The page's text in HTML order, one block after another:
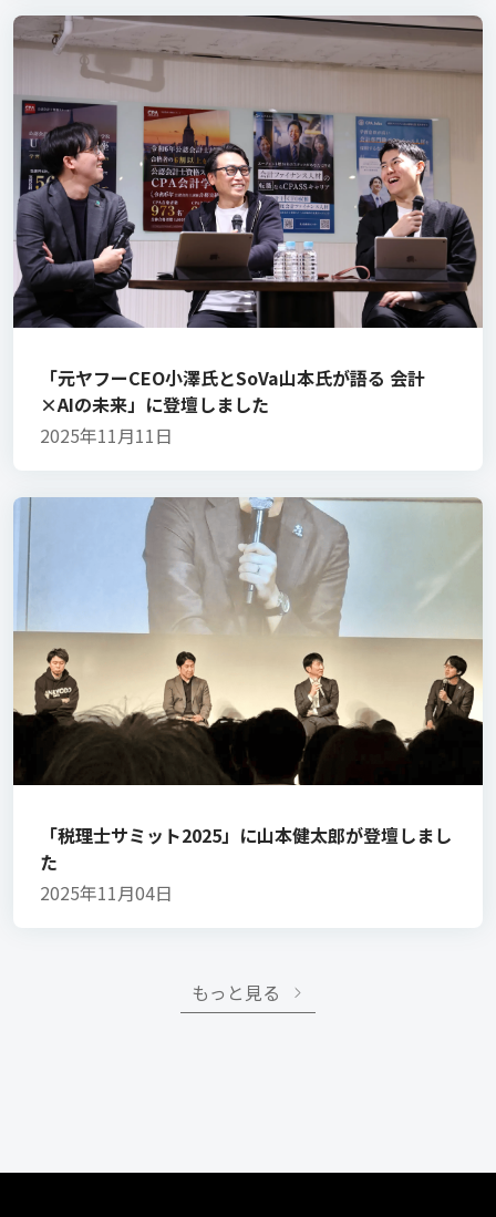
「元ヤフーCEO小澤氏とSoVa山本氏が語る 会計
×AIの未来」に登壇しました
2025年11月11日
「税理士サミット2025」に山本健太郎が登壇しまし
た
2025年11月04日
もっと見る